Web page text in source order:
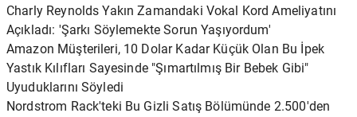
Charly Reynolds Yakın Zamandaki Vokal Kord Ameliyatını
Açıkladı: 'Şarkı Söylemekte Sorun Yaşıyordum'
Amazon Müşterileri, 10 Dolar Kadar Küçük Olan Bu İpek
Yastık Kılıfları Sayesinde "Şımartılmış Bir Bebek Gibi"
Uyuduklarını Söyledi
Nordstrom Rack'teki Bu Gizli Satış Bölümünde 2.500'den